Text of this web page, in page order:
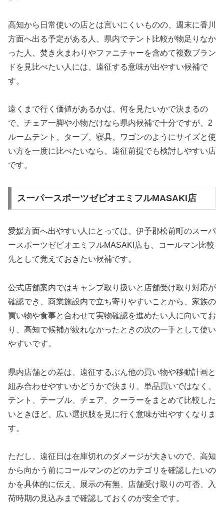
高知から日常使いの店とは言いにくいものの、週末に香川
方面へ出る予定がある人、県内でテント比較が物足りなか
った人、焚き火まわりやファニチャーを含めて複数ブラン
ドを見比べたい人には、遠征する意味が出やすい候補で
す。
遠くまで行く価値があるかは、何を見たいかで決まるの
で、チェア一脚や小物だけなら県内候補で十分ですが、2
ルームテント、タープ、寝具、ワゴンのようにサイズと使
い方を一度に比べたいなら、遠征前提でも検討しやすい店
です。
スーパースポーツゼビオエミフルMASAKI店
愛媛方面へ出やすい人にとっては、伊予郡松前町のスーパ
ースポーツゼビオエミフルMASAKI店も、コールマン比較
先として覚えておきたい候補です。
公式店舗案内ではキャンプ取り扱いと店舗受け取り対応が
確認でき、商業施設内で立ち寄りやすいことから、家族の
買い物や食事と合わせて実物確認を進めたい人に向いてお
り、高知で候補が絞れなかったときの次の一手として使い
やすいです。
県内店舗との差は、遠征するぶん他の買い物や移動計画と
組み合わせやすいかどうかで決まり、単品買いではなく、
テント、テーブル、チェア、クーラーをまとめて比較した
いときほど、広い選択肢を見に行く意味が出やすくなりま
す。
ただし、遠征日は在庫切れのダメージが大きいので、高知
から向かう前にコールマンのどのカテゴリを確認したいの
かを具体的に伝え、展示の有無、店舗受け取りの可否、入
荷時期の見込みまで確認しておくのが安全です。